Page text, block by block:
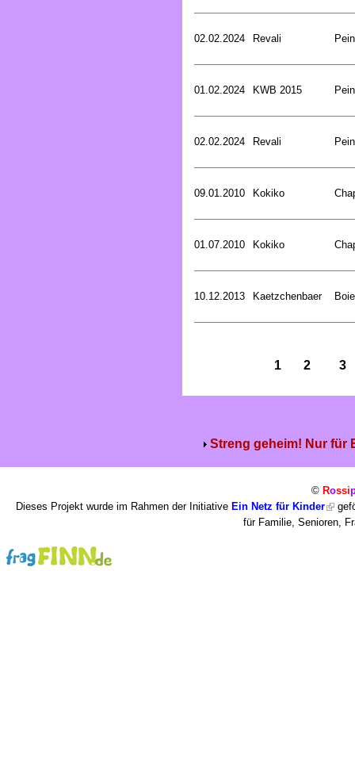
02.02.2024 Revali
01.02.2024 KWB 2015
02.02.2024 Revali
09.01.2010 Kokiko
01.07.2010 Kokiko
10.12.2013 Kaetzchenbaer
1 2 3
Streng geheim! Nur für
© Rossi
Dieses Projekt wurde im Rahmen der Initiative Ein Netz für Kinder
für Familie, Senioren,